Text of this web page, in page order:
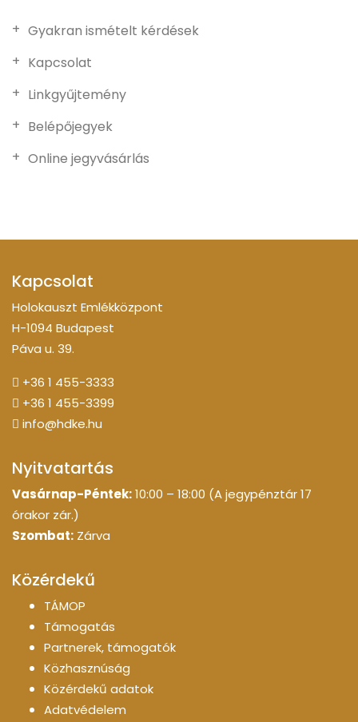
Gyakran ismételt kérdések
Kapcsolat
Linkgyűjtemény
Belépőjegyek
Online jegyvásárlás
Kapcsolat
Holokauszt Emlékközpont
H-1094 Budapest
Páva u. 39.
+36 1 455-3333
+36 1 455-3399
info@hdke.hu
Nyitvatartás
Vasárnap-Péntek:10:00 – 18:00 (A jegypénztár 17
órakor zár.)
Szombat: Zárva
Közérdekű
TÁMOP
Támogatás
Partnerek, támogatók
Közhasznúság
Közérdekű adatok
Adatvédelem